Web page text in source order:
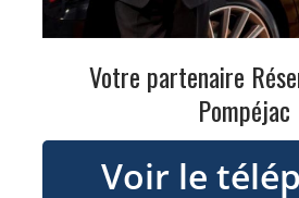
Votre partenaire
Pompéjac